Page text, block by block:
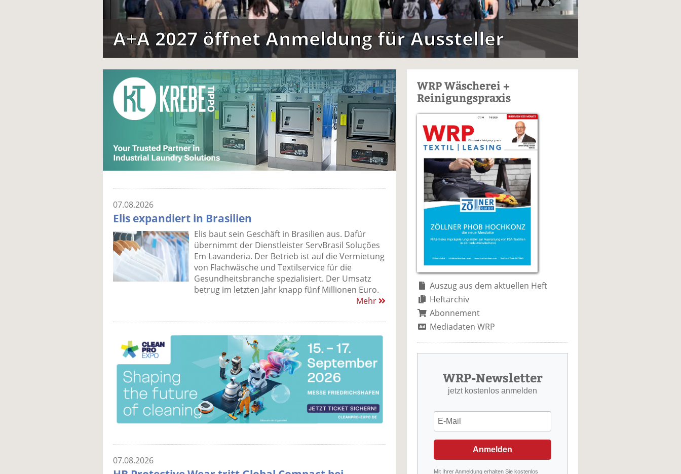
A+A 2027 öffnet Anmeldung für Aussteller
07.08.2026
Elis expandiert in Brasilien
Elis baut sein Geschäft in Brasilien aus. Dafür
übernimmt der Dienstleister ServBrasil Soluções
Em Lavanderia. Der Betrieb ist auf die Vermietung
von Flachwäsche und Textilservice für die
Gesundheitsbranche spezialisiert. Der Umsatz
betrug im letzten Jahr knapp fünf Millionen Euro.
Mehr
07.08.2026
WRP Wäscherei +
Reinigungspraxis
Auszug aus dem aktuellen Heft
Heftarchiv
Abonnement
Mediadaten WRP
WRP-Newsletter
jetzt kostenlos anmelden
Anmelden
Mit Ihrer Anmeldung erhalten Sie kostenlos